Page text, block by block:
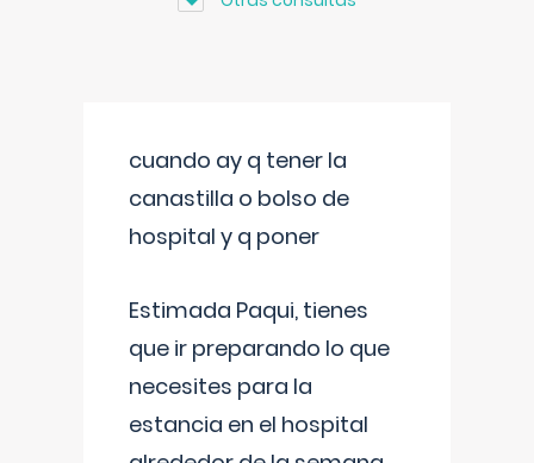
cuando ay q tener la
canastilla o bolso de
hospital y q poner
Estimada Paqui, tienes
que ir preparando lo que
necesites para la
estancia en el hospital